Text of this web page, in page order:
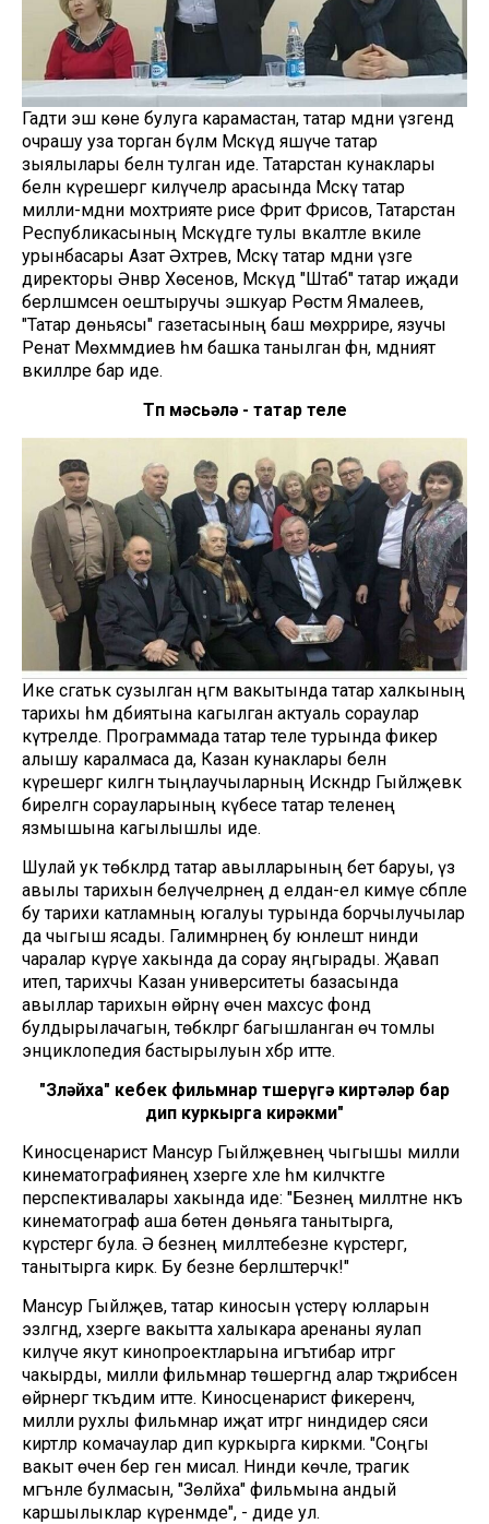
Гадәти эш көне булуга карамастан, татар мәдәни үзәгендә
очрашу уза торган бүлмә Мәскәүдә яшәүче татар
зыялылары белән тулган иде. Татарстан кунаклары
белән күрешергә килүчеләр арасында Мәскәү татар
милли-мәдәни мохтәрияте рәисе Фәрит Фәрисов, Татарстан
Республикасының Мәскәүдәге тулы вәкаләтле вәкиле
урынбасары Азат Әхтәрәев, Мәскәү татар мәдәни үзәге
директоры Әнвәр Хөсәенов, Мәскәүдә "Штаб" татар иҗади
берләшмәсен оештыручы эшкуар Рөстәм Ямалеев,
"Татар дөньясы" газетасының баш мөхәррире, язучы
Ренат Мөхәммәдиев һәм башка танылган фән, мәдәният
вәкилләре бар иде.
Төп мәсьәлә - татар теле
Ике сәгатькә сузылган әңгәмә вакытында татар халкының
тарихы һәм әдәбиятына кагылган актуаль сораулар
күтәрелде. Программада татар теле турында фикер
алышу каралмаса да, Казан кунаклары белән
күрешергә килгән тыңлаучыларның Искәндәр Гыйләҗевкә
бирелгән сорауларының күбесе татар теленең
язмышына кагылышлы иде.
Шулай ук төбәкләрдә татар авылларының бетә баруы, үз
авылы тарихын белүчеләрнең дә елдан-ел кимүе сәбәпле
бу тарихи катламның югалуы турында борчылучылар
да чыгыш ясады. Галимнәрнең бу юнәлештә нинди
чаралар күрүе хакында да сорау яңгырады. Җавап
итеп, тарихчы Казан университеты базасында
авыллар тарихын өйрәнү өчен махсус фонд
булдырылачагын, төбәкләргә багышланган өч томлы
энциклопедия бастырылуын хәбәр итте.
"Зөләйха" кебек фильмнар төшерүгә киртәләр бар
дип куркырга кирәкми"
Киносценарист Мансур Гыйләҗевнең чыгышы милли
кинематографиянең хәзерге хәле һәм киләчәктәге
перспективалары хакында иде: "Безнең милләтне нәкъ
кинематограф аша бөтен дөньяга танытырга,
күрсәтергә була. Ә безнең милләтебезне күрсәтергә,
танытырга кирәк. Бу безне берләштерәчәк!"
Мансур Гыйләҗев, татар киносын үстерү юлларын
эзләгәндә, хәзерге вакытта халыкара аренаны яулап
килүче якут кинопроектларына игътибар итәргә
чакырды, милли фильмнар төшергәндә алар тәҗрибәсен
өйрәнергә тәкъдим итте. Киносценарист фикеренчә,
милли рухлы фильмнар иҗат итәргә ниндидер сәяси
киртәләр комачаулар дип куркырга кирәкми. "Соңгы
вакыт өчен бер генә мисал. Нинди көчле, трагик
мәгънәле булмасын, "Зөләйха" фильмына андый
каршылыклар күренмәде", - диде ул.